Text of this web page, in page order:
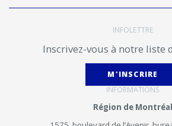
INFOLETTRE
Inscrivez-vous à notre liste
M'INSCRIRE
INFORMATIONS
Région de Montréal